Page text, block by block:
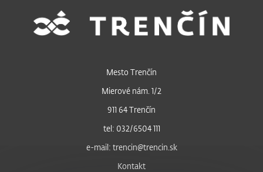
Mesto Trenčín
Mierové nám. 1/2
911 64 Trenčín
tel: 032/6504 111
e-mail: trencin@trencin.sk
Kontakt